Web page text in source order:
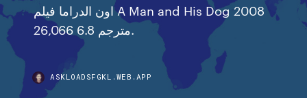
اون الدراما فيلم A Man and His Dog 2008
مترجم 6.8 26,066.
ASKLOADSFGKL.WEB.APP